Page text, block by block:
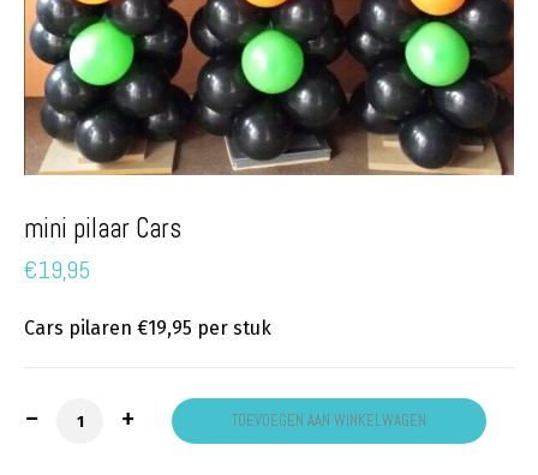
mini pilaar Cars
€19,95
Cars pilaren €19,95 per stuk
mini pilaar Cars aantalTOEVOEGEN AAN WINKELWAGEN